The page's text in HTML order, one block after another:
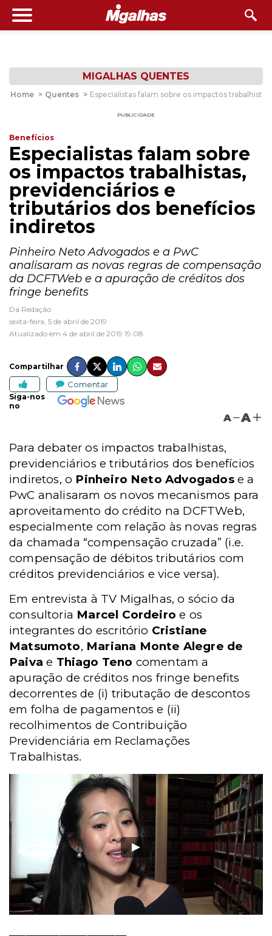
MIGALHAS QUENTES
Home > Quentes > Especialistas falam sobre os impactos
PUBLICIDADE
Benefícios
Especialistas falam sobre
os impactos trabalhistas,
previdenciários e
tributários dos benefícios
indiretos
Pinheiro Neto Advogados e a PwC
analisaram as novas regras de compensação
da DCFTWeb e a apuração de créditos dos
fringe benefits
Da Redação
sexta-feira, 5 de abril de 2019
Atualizado em 4 de abril de 2019 19:08
Compartilhar
Comentar
Siga-nos
no
A A
Para debater os impactos trabalhistas,
previdenciários e tributários dos benefícios
indiretos, o Pinheiro Neto Advogadose a
PwC analisaram os novos mecanismos para
aproveitamento do crédito na DCFTWeb,
especialmente com relação às novas regras
da chamada “compensação cruzada” (i.e.
compensação de débitos tributários com
créditos previdenciários e vice versa).
Em entrevista à TV Migalhas, o sócio da
consultoria Marcel Cordeiro e os
integrantes do escritório Cristiane
Matsumoto, Mariana Monte Alegre de
Paiva e Thiago Teno comentam a
apuração de créditos nos fringe benefits
decorrentes de (i) tributação de descontos
em folha de pagamentos e (ii)
recolhimentos de Contribuição
Previdenciária em Reclamações
Trabalhistas.